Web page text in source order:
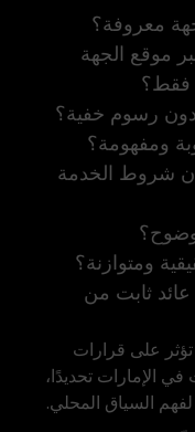
معروفة؟
موقع الجهة
فقط؟
رسوم خفية؟
ومفهومة؟
شروط الخدمة
ومتوازنة؟
ثابت من
على قرارات
الإمارات تحديدًا،
لفهم السياق المحلي.